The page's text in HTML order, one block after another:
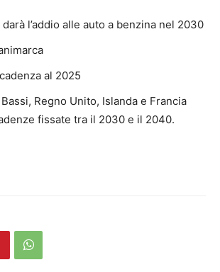
l’addio alle auto a benzina nel 2030
al 2025
Regno Unito, Islanda e Francia
fissate tra il 2030 e il 2040.